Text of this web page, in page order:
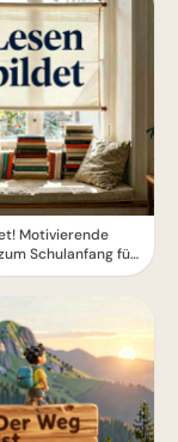
Motivierende
Schulanfang für